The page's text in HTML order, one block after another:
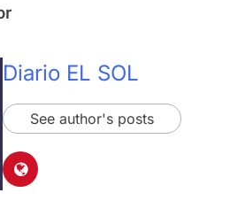
Diario EL SOL
See author's posts